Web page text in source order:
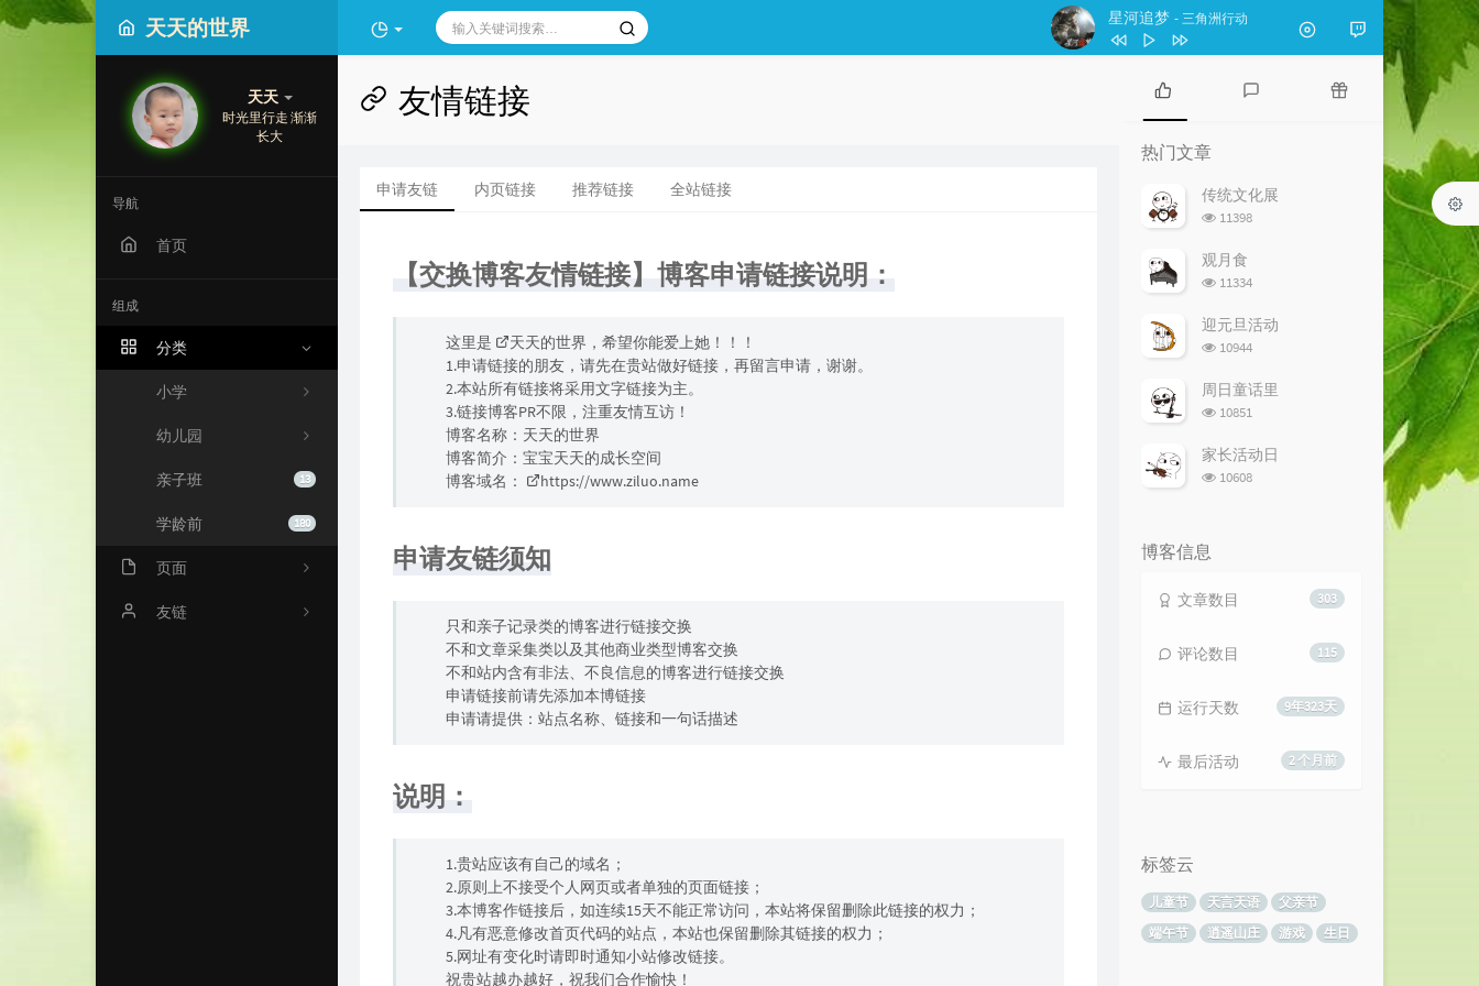
天天的世界 星河追梦 - 三角洲行动
祝你一路顺风
三角洲行动
回忆里的那个人 cover 李行亮
天天
时光里行走 渐渐
长大
导航
首页
组成
分类
小学
幼儿园
13
亲子班
180
学龄前
页面
关于我
友链
友情链接
申请友链 内页链接 推荐链接 全站链接
【交换博客友情链接】博客申请链接说明：
这里是 天天的世界 ，希望你能爱上她！！！
1.申请链接的朋友，请先在贵站做好链接，再留言申请，谢谢。
2.本站所有链接将采用文字链接为主。
3.链接博客PR不限，注重友情互访！
博客名称：天天的世界
博客简介：宝宝天天的成长空间
博客域名：
https://www.ziluo.name
申请友链须知
只和亲子记录类的博客进行链接交换
不和文章采集类以及其他商业类型博客交换
不和站内含有非法、不良信息的博客进行链接交换
申请链接前请先添加本博链接
申请请提供：站点名称、链接和一句话描述
说明：
1.贵站应该有自己的域名；
2.原则上不接受个人网页或者单独的页面链接；
3.本博客作链接后，如连续15天不能正常访问，本站将保留删除此链接的权力；
4.凡有恶意修改首页代码的站点，本站也保留删除其链接的权力；
5.网址有变化时请即时通知小站修改链接。
祝贵站越办越好，祝我们合作愉快！
热
门
文
论
热门文章
传统文化展
浏
次
数:
11398
观月食
浏
次
数:
11334
迎元旦活动
浏
次
数:
10944
周日童话里
浏
次
数:
10851
家长活动日
浏
10608
博客信息
303
文章数目
115
评论数目
9年323天
运行天数
2 个月前
最后活动
标签云
儿童节 天言天语
父亲节
端午节
逍遥山庄 游戏 生日